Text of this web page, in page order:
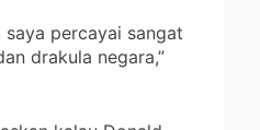
saya percayai sangat
drakula negara,”